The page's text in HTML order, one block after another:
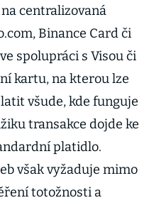
centralizovaná
Binance Card či
spolupráci s Visou či
kartu, na kterou lze
všude, kde funguje
transakce dojde ke
platidlo.
však vyžaduje mimo
totožnosti a